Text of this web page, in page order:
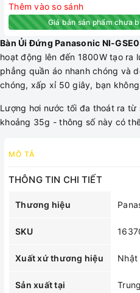
Thêm vào so sánh
Giá bán sản phẩm chưa
Bàn Ủi Đứng Panasonic NI-
hoạt động lên đến 1800W tạo ra
phẳng quần áo nhanh chóng và
chóng, xấp xỉ 50 giây, bạn
Lượng hơi nước tối đa thoát ra từ
khoảng 35g - thông số này có
MÔ TẢ
THÔNG TIN CHI TIẾT
Thương hiệu
SKU
Xuất xứ thương hiệu Nhật
Sản xuất tại